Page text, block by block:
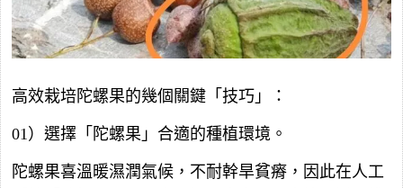
高效栽培陀螺果的幾個關鍵「技巧」：
01）選擇「陀螺果」合適的種植環境。
陀螺果喜溫暖濕潤氣候，不耐幹旱貧瘠，因此在人工